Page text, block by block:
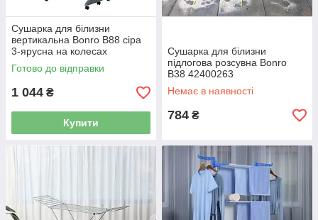
Сушарка для білизни
вертикальна Bonro B88 сіра
3-ярусна на колесах
складана 42400234
Готово до відправки
1 044 ₴
Купити
Сушарка для білизни
підлогова розсувна Bonro
B38 42400263
Немає в наявності
784 ₴